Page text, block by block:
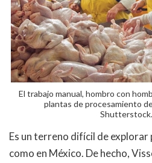
El trabajo manual, hombro con
plantas de procesamiento
Es un terreno difícil de explorar
como en México. De hecho,